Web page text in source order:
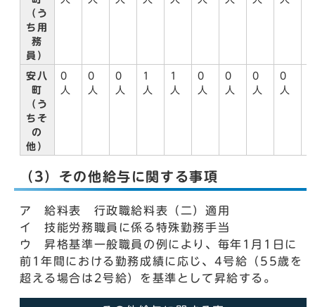
（う
ち用
務
員）
安八
町
（う
ちそ
の
他）
0
人
0
人
0
人
1
人
1
人
0
人
0
人
0
人
0
人
（3）その他給与に関する事項
ア 給料表 行政職給料表（二）適用
イ 技能労務職員に係る特殊勤務手当
ウ 昇格基準一般職員の例により、毎年1月1日に
前1年間における勤務成績に応じ、4号給（55歳を
超える場合は2号給）を基準として昇給する。